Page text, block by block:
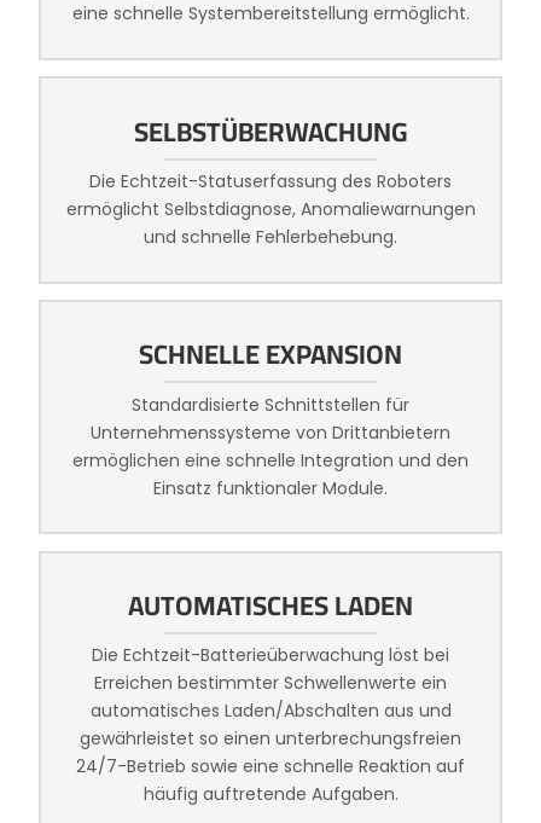
eine schnelle Systembereitstellung ermöglicht.
SELBSTÜBERWACHUNG
Die Echtzeit-Statuserfassung des Roboters
ermöglicht Selbstdiagnose, Anomaliewarnungen
und schnelle Fehlerbehebung.
SCHNELLE EXPANSION
Standardisierte Schnittstellen für
Unternehmenssysteme von Drittanbietern
ermöglichen eine schnelle Integration und den
Einsatz funktionaler Module.
AUTOMATISCHES LADEN
Die Echtzeit-Batterieüberwachung löst bei
Erreichen bestimmter Schwellenwerte ein
automatisches Laden/Abschalten aus und
gewährleistet so einen unterbrechungsfreien
24/7-Betrieb sowie eine schnelle Reaktion auf
häufig auftretende Aufgaben.